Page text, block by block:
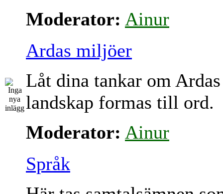
Moderator: Ainur
Ardas miljöer
Låt dina tankar om Ardas
landskap formas till ord.
Moderator: Ainur
Språk